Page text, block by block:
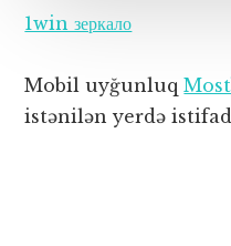
1win зеркало
Mobil uyğunluq
istənilən yerdə